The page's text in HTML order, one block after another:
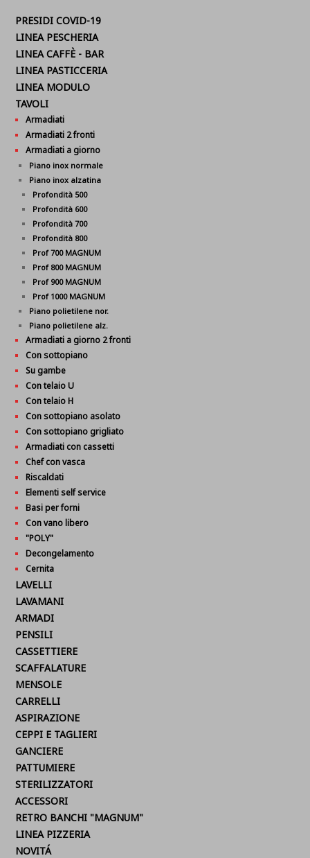
PRESIDI COVID-19
LINEA PESCHERIA
LINEA CAFFÈ - BAR
LINEA PASTICCERIA
LINEA MODULO
TAVOLI
Armadiati
Armadiati 2 fronti
Armadiati a giorno
Piano inox normale
Piano inox alzatina
Profondità 500
Profondità 600
Profondità 700
Profondità 800
Prof 700 MAGNUM
Prof 800 MAGNUM
Prof 900 MAGNUM
Prof 1000 MAGNUM
Piano polietilene nor.
Piano polietilene alz.
Armadiati a giorno 2 fronti
Con sottopiano
Su gambe
Con telaio U
Con telaio H
Con sottopiano asolato
Con sottopiano grigliato
Armadiati con cassetti
Chef con vasca
Riscaldati
Elementi self service
Basi per forni
Con vano libero
"POLY"
Decongelamento
Cernita
LAVELLI
LAVAMANI
ARMADI
PENSILI
CASSETTIERE
SCAFFALATURE
MENSOLE
CARRELLI
ASPIRAZIONE
CEPPI E TAGLIERI
GANCIERE
PATTUMIERE
STERILIZZATORI
ACCESSORI
RETRO BANCHI "MAGNUM"
LINEA PIZZERIA
NOVITÁ